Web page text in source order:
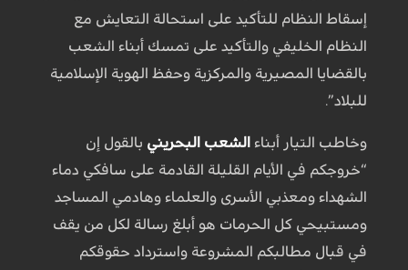
إسقاط النظام للتأكيد على استحالة التعايش مع
النظام الخليفي والتأكيد على تمسك أبناء الشعب
بالقضايا المصيرية والمركزية وحفظ الهوية الإسلامية
للبلاد”.
وخاطب التيار أبناء الشعب البحريني بالقول إن
“خروجكم في الأيام القليلة القادمة على سافكي دماء
الشهداء ومعذبي الأسرى والعلماء وهادمي المساجد
ومستبيحي كل الحرمات هو أبلغ رسالة لكل من يقف
في قبال مطالبكم المشروعة واسترداد حقوقكم